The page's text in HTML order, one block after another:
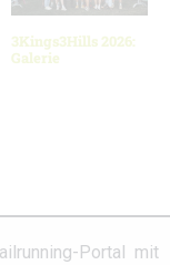
3Kings3Hills 2026:
Galerie
Portal mit